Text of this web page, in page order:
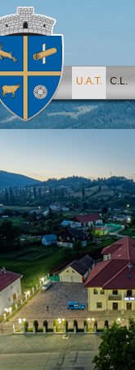
U.A.T. C.L.